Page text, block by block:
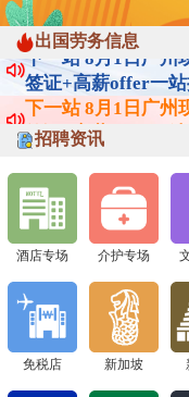
出国劳务信息
下一站 8月1日广州
签证+高薪offer一站
下一站 8月1日广州
签证+高薪offer一
下一站 8月1日广
签证+高薪offer一站
签证+高薪offer一站
招聘资讯
酒店专场 介护专场
免税店 新加坡